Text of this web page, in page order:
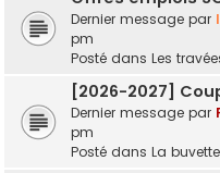
Dernier message par
pm
Posté dans Les
[2026-2027]
Dernier message par
pm
Posté dans La